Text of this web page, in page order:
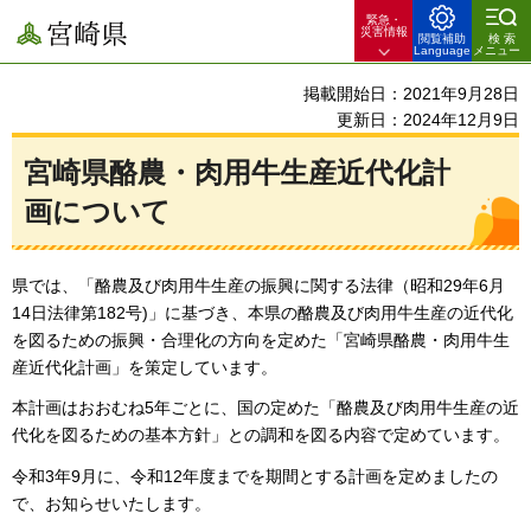
宮崎県
緊急・
災害情報
閲覧補助
Language
検索
メニュー
掲載開始日：2021年9月28日
更新日：2024年12月9日
宮崎県酪農・肉用牛生産近代化計
画について
県では、「酪農及び肉用牛生産の振興に関する法律（昭和29年6月
14日法律第182号)」に基づき、本県の酪農及び肉用牛生産の近代化
を図るための振興・合理化の方向を定めた「宮崎県酪農・肉用牛生
産近代化計画」を策定しています。
本計画はおおむね5年ごとに、国の定めた「酪農及び肉用牛生産の近
代化を図るための基本方針」との調和を図る内容で定めています。
令和3年9月に、令和12年度までを期間とする計画を定めましたの
で、お知らせいたします。